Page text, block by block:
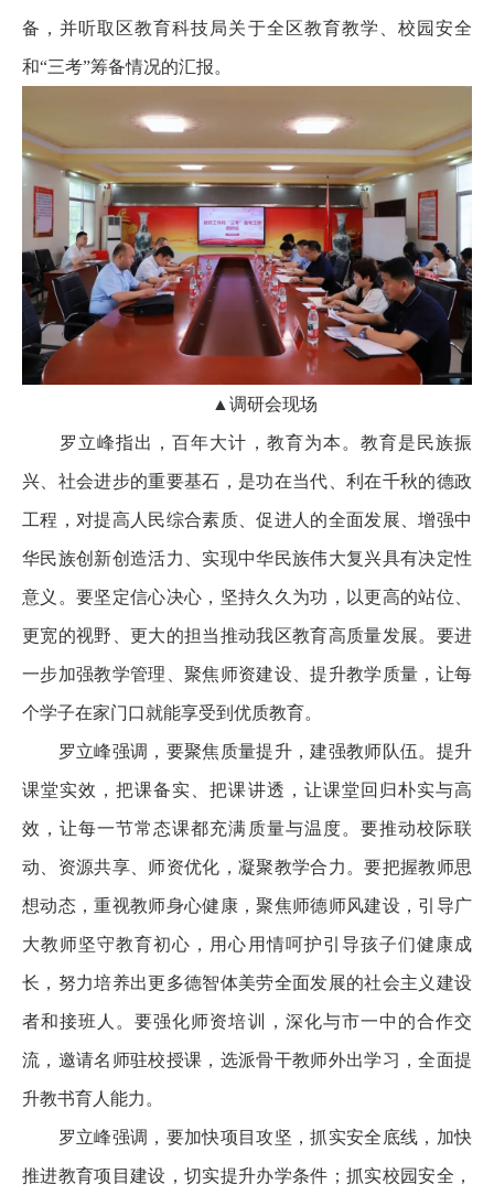
备，并听取区教育科技局关于全区教育教学、校园安全
和“三考”筹备情况的汇报。
▲调研会现场
罗立峰指出，百年大计，教育为本。教育是民族振
兴、社会进步的重要基石，是功在当代、利在千秋的德政
工程，对提高人民综合素质、促进人的全面发展、增强中
华民族创新创造活力、实现中华民族伟大复兴具有决定性
意义。要坚定信心决心，坚持久久为功，以更高的站位、
更宽的视野、更大的担当推动我区教育高质量发展。要进
一步加强教学管理、聚焦师资建设、提升教学质量，让每
个学子在家门口就能享受到优质教育。
罗立峰强调，要聚焦质量提升，建强教师队伍。提升
课堂实效，把课备实、把课讲透，让课堂回归朴实与高
效，让每一节常态课都充满质量与温度。要推动校际联
动、资源共享、师资优化，凝聚教学合力。要把握教师思
想动态，重视教师身心健康，聚焦师德师风建设，引导广
大教师坚守教育初心，用心用情呵护引导孩子们健康成
长，努力培养出更多德智体美劳全面发展的社会主义建设
者和接班人。要强化师资培训，深化与市一中的合作交
流，邀请名师驻校授课，选派骨干教师外出学习，全面提
升教书育人能力。
罗立峰强调，要加快项目攻坚，抓实安全底线，加快
推进教育项目建设，切实提升办学条件；抓实校园安全，